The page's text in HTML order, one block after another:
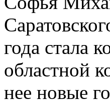
года стала
областной
нее новые